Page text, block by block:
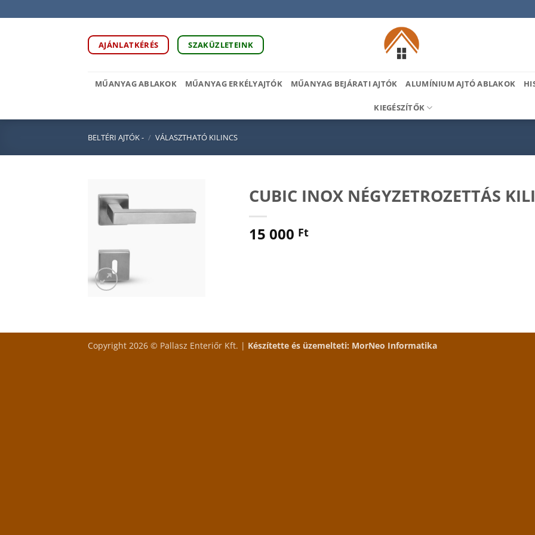
to
AJÁNLATKÉRÉS SZAKÜZLETEINK
MŰANYAG ABLAKOK MŰANYAG ERKÉLYAJTÓK MŰANYAG BEJÁRATI AJTÓK ALUMÍNIUM AJTÓ ABLAKOK
KIEGÉSZÍTŐK
BELTÉRI AJTÓK - / VÁLASZTHATÓ KILINCS
CUBIC INOX NÉGYZETROZETTÁS
15 000 Ft
Copyright 2026 © Pallasz Enteriőr Kft. | Készítette és üzemelteti: MorNeo Informatika